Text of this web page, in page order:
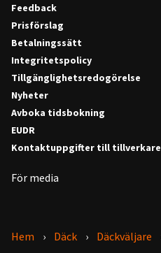
Feedback
Prisförslag
Betalningssätt
Integritetspolicy
Tillgänglighetsredogörelse
Nyheter
Avboka tidsbokning
EUDR
Kontaktuppgifter till tillverkare
För media
Hem Däck Däckväljare